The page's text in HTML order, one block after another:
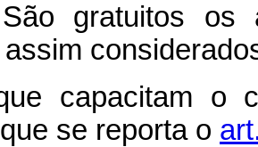
gratuitos os
capacitam o
se reporta o